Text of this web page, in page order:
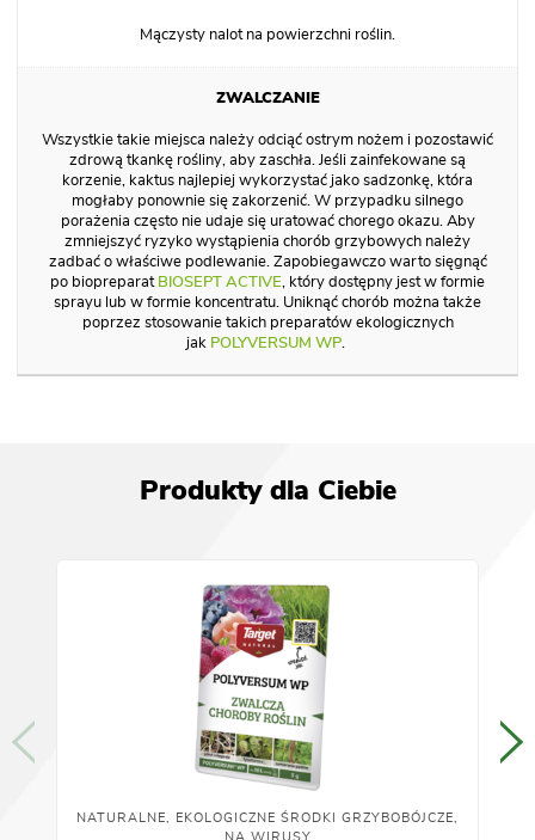
Mączysty nalot na powierzchni roślin.
Wszystkie takie miejsca należy odciąć ostrym nożem i pozostawić
zdrową tkankę rośliny, aby zaschła. Jeśli zainfekowane są
korzenie, kaktus najlepiej wykorzystać jako sadzonkę, która
mogłaby ponownie się zakorzenić. W przypadku silnego
porażenia często nie udaje się uratować chorego okazu. Aby
zmniejszyć ryzyko wystąpienia chorób grzybowych należy
zadbać o właściwe podlewanie. Zapobiegawczo warto sięgnąć
po biopreparat BIOSEPT ACTIVE, który dostępny jest w formie
sprayu lub w formie koncentratu. Uniknąć chorób można także
poprzez stosowanie takich preparatów ekologicznych
jak POLYVERSUM WP.
Produkty dla Ciebie
NATURALNE, EKOLOGICZNE ŚRODKI GRZYBOBÓJCZE,
NA WIRUSY